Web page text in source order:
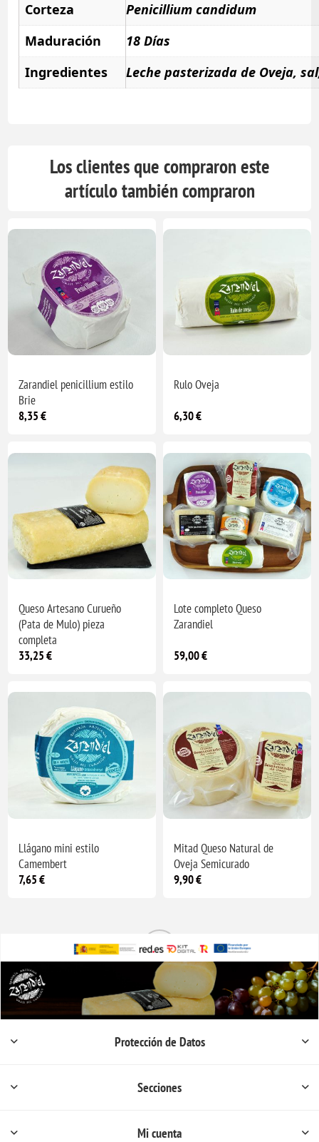
Corteza
Penicillium candidum
Maduración
18 Días
Ingredientes
Leche pasterizada de Oveja,
Los clientes que compraron este
artículo también compraron
Zarandiel penicillium estilo
Brie
8,35 €
Rulo Oveja
6,30 €
Queso Artesano Curueño
(Pata de Mulo) pieza
completa
33,25 €
Lote completo Queso
Zarandiel
59,00 €
Llágano mini estilo
Camembert
7,65 €
Mitad Queso Natural de
Oveja Semicurado
9,90 €
Protección de Datos
Secciones
Mi cuenta